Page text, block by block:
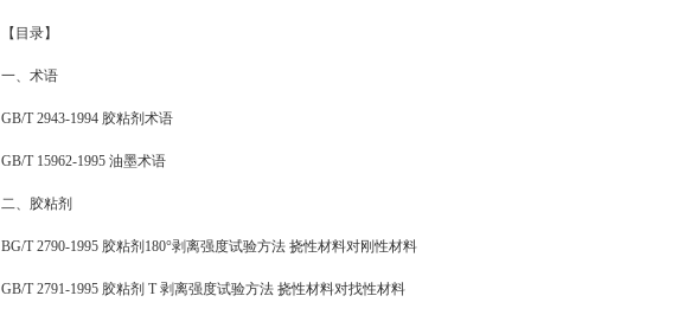
【目录】
一、术语
GB/T 2943-1994 胶粘剂术语
GB/T 15962-1995 油墨术语
二、胶粘剂
BG/T 2790-1995 胶粘剂180°剥离强度试验方法 挠性材料对刚性材料
GB/T 2791-1995 胶粘剂 T 剥离强度试验方法 挠性材料对找性材料